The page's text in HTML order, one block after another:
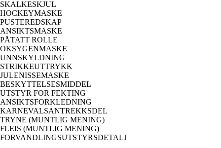
SKALKESKJUL
HOCKEYMASKE
PUSTEREDSKAP
ANSIKTSMASKE
PÅTATT ROLLE
OKSYGENMASKE
UNNSKYLDNING
STRIKKEUTTRYKK
JULENISSEMASKE
BESKYTTELSESMIDDEL
UTSTYR FOR FEKTING
ANSIKTSFORKLEDNING
KARNEVALSANTREKKSDEL
TRYNE (MUNTLIG MENING)
FLEIS (MUNTLIG MENING)
FORVANDLINGSUTSTYRSDETALJ